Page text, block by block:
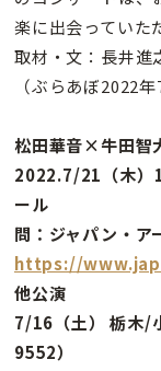
楽に出会っていた
取材・文：長井進
（ぶらあぼ2022年
松田華音×牛田智
2022.7/21（木）
ール
問：ジャパン・
https://
他公演
7/16（土） 栃木/
9552）